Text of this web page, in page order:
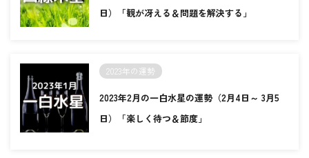
日）「観が冴える＆問題を解決する」
2023年の運勢
2023年2月の一白水星の運勢（2月4日～ 3月5
日）「楽しく待つ＆節度」